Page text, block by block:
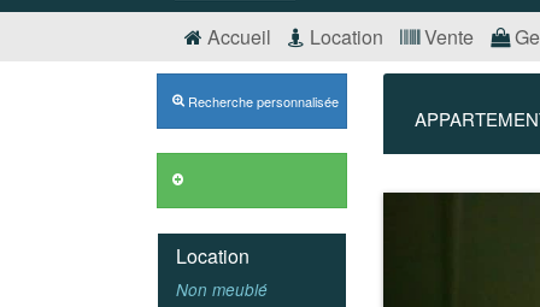
Accueil Location Vente
Recherche personnalisée
Location
Non meublé